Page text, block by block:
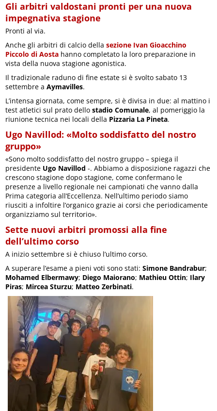
Gli arbitri valdostani pronti per una nuova
impegnativa stagione
Pronti al via.
Anche gli arbitri di calcio dellasezione Ivan Gioacchino
Piccolo di Aosta hanno completato la loro preparazione in
vista della nuova stagione agonistica.
Il tradizionale raduno di fine estate si è svolto sabato 13
settembre aAymavilles.
L’intensa giornata, come sempre, si è divisa in due: al mattino i
test atletici sul prato dellostadio Comunale, al pomeriggio la
riunione tecnica nei locali della Pizzaria La Pineta.
Ugo Navillod: «Molto soddisfatto del nostro
gruppo»
«Sono molto soddisfatto del nostro gruppo – spiega il
presidente Ugo Navillod -. Abbiamo a disposizione ragazzi che
crescono stagione dopo stagione, come confermano le
presenze a livello regionale nei campionati che vanno dalla
Prima categoria all’Eccellenza. Nell’ultimo periodo siamo
riusciti a infoltire l’organico grazie ai corsi che periodicamente
organizziamo sul territorio».
Sette nuovi arbitri promossi alla fine
dell’ultimo corso
A inizio settembre si è chiuso l’ultimo corso.
A superare l’esame a pieni voti sono stati:Simone Bandrabur;
Mohamed Elbermawy; Diego Maiorano; Mathieu Ottin; Ilary
Piras; Mircea Sturzu; Matteo Zerbinati.